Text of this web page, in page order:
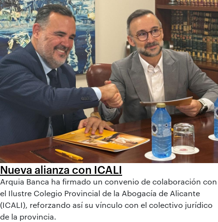
Nueva alianza con ICALI
Arquia Banca ha firmado un convenio de colaboración con
el Ilustre Colegio Provincial de la Abogacía de Alicante
(ICALI), reforzando así su vínculo con el colectivo jurídico
de la provincia.